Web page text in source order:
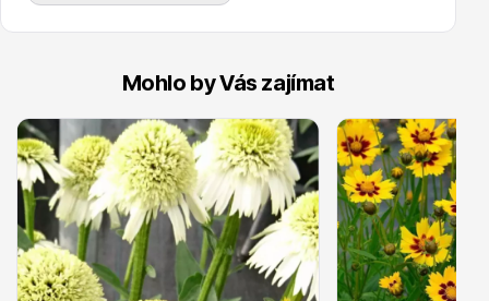
Ovocné stromy
Mohlo by Vás zajímat